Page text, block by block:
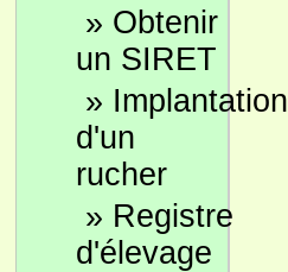
» Obtenir
un SIRET
» Implantation
d'un
rucher
» Registre
d'élevage